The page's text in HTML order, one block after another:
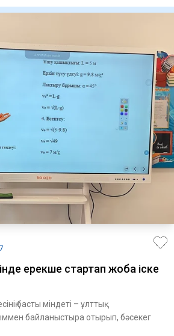
ерекше стартап жоба іске
басты міндеті – ұлттық
байланыстыра отырып, бәсекег